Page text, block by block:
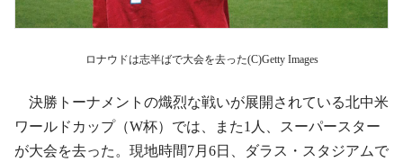
ロナウドは志半ばで大会を去った(C)Getty Images
決勝トーナメントの熾烈な戦いが展開されている北中米
ワールドカップ（W杯）では、また1人、スーパースター
が大会を去った。現地時間7月6日、ダラス・スタジアムで